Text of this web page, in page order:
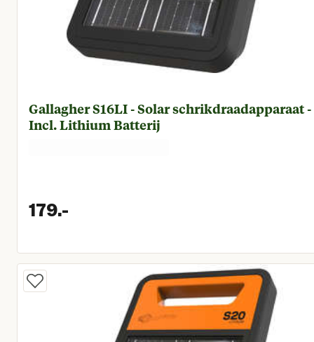
Gallagher S16LI - Solar schrikdraadapparaat -
Incl. Lithium Batterij
179.-
Huidige prijs € 179,00